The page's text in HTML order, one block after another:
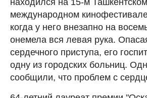
международном
когда у него внезапно на
онемела вся левая рука.
сердечного приступа, его
одну из городских больниц.
сообщили, что проблем с